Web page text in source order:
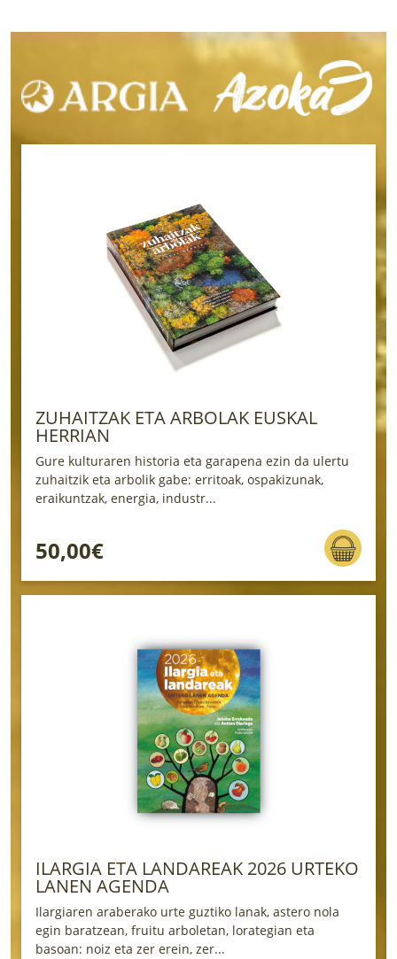
ZUHAITZAK ETA ARBOLAK EUSKAL
HERRIAN
Gure kulturaren historia eta garapena ezin da ulertu
zuhaitzik eta arbolik gabe: erritoak, ospakizunak,
eraikuntzak, energia, industr...
50,00€
ILARGIA ETA LANDAREAK 2026 URTEKO
LANEN AGENDA
Ilargiaren araberako urte guztiko lanak, astero nola
egin baratzean, fruitu arboletan, lorategian eta
basoan: noiz eta zer erein, zer...